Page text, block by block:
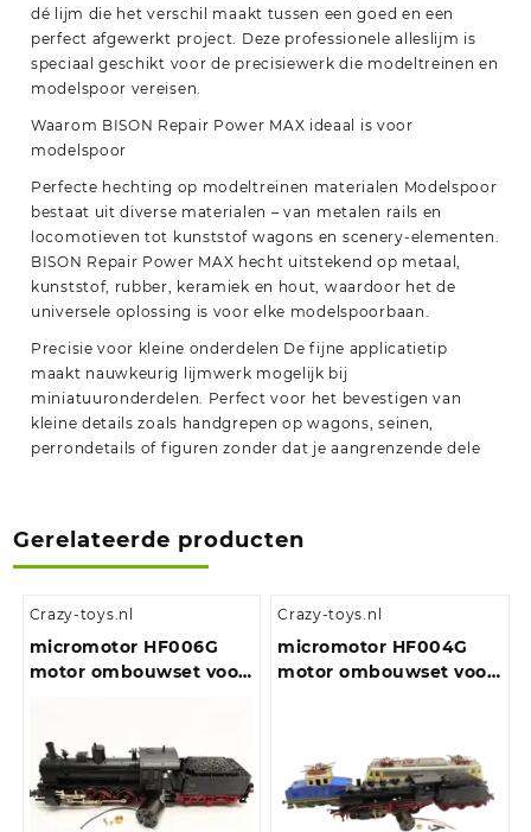
dé lijm die het verschil maakt tussen een goed en een
perfect afgewerkt project. Deze professionele alleslijm is
speciaal geschikt voor de precisiewerk die modeltreinen en
modelspoor vereisen.
Waarom BISON Repair Power MAX ideaal is voor
modelspoor
Perfecte hechting op modeltreinen materialen Modelspoor
bestaat uit diverse materialen – van metalen rails en
locomotieven tot kunststof wagons en scenery-elementen.
BISON Repair Power MAX hecht uitstekend op metaal,
kunststof, rubber, keramiek en hout, waardoor het de
universele oplossing is voor elke modelspoorbaan.
Precisie voor kleine onderdelen De fijne applicatietip
maakt nauwkeurig lijmwerk mogelijk bij
miniatuuronderdelen. Perfect voor het bevestigen van
kleine details zoals handgrepen op wagons, seinen,
perrondetails of figuren zonder dat je aangrenzende dele
Gerelateerde producten
Crazy-toys.nl
micromotor HF006G
motor ombouwset voor
Crazy-toys.nl
micromotor HF004G
motor ombouwset voor
120, 132, 151, 169, 218, 221,
260, 261, 360, 361, 363, E
10, E 32, E 40, E 44, E